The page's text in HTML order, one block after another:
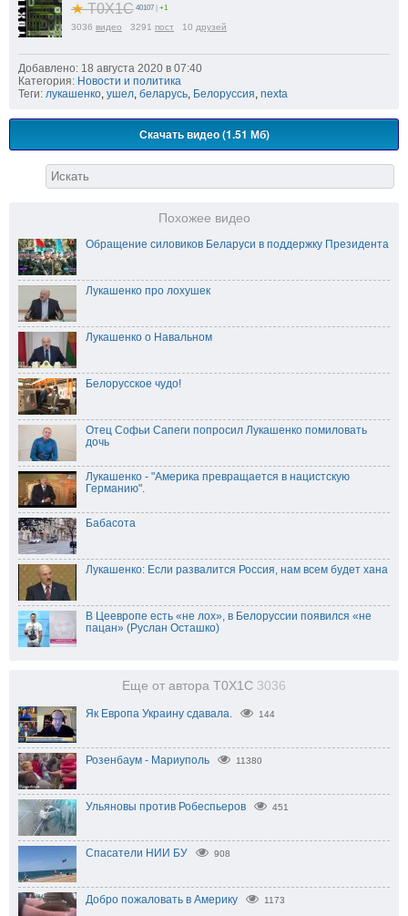
★T0X1C 40107 +1
3036 видео 3291 пост 10 друзей
Добавлено: 18 августа 2020 в 07:40
Категория: Новости и политика
Теги: лукашенко, ушел, беларусь, Белоруссия, nexta
Скачать видео (1.51 Мб)
Похожее видео
Обращение силовиков Беларуси в поддержку Президента
Лукашенко про лохушек
Лукашенко о Навальном
Белорусское чудо!
Отец Софьи Сапеги попросил Лукашенко помиловать
дочь
Лукашенко - "Америка превращается в нацистскую
Германию".
Бабасота
Лукашенко: Если развалится Россия, нам всем будет хана
В Цеевропе есть «не лох», в Белоруссии появился «не
пацан» (Руслан Осташко)
Еще от автора T0X1C 3036
Як Европа Украину сдавала. 144
Розенбаум - Мариуполь 11380
Ульяновы против Робеспьеров 451
Спасатели НИИ БУ 908
Добро пожаловать в Америку 1173